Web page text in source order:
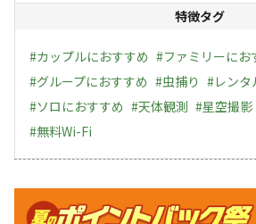
特徴タグ
#カップルにおすすめ #ファミリーにお
#グループにおすすめ #虫捕り #レンタ
#ソロにおすすめ #天体観測 #星空撮影
#無料Wi-Fi
キャンペーン